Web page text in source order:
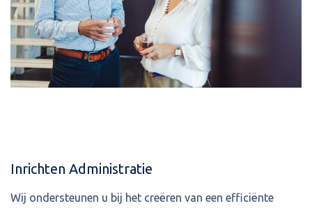
Inrichten Administratie
Wij ondersteunen u bij het creëren van een efficiënte